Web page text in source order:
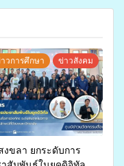
วการศึกษา ข่าวสังคม
งขลา ยกระดับการ